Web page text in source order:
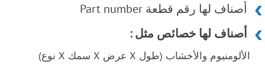
أصناف لها رقم قطعة Part number
أصناف لها خصائص مثل :
الألومنيوم والأخشاب (طول X عرض X سمك X نوع)